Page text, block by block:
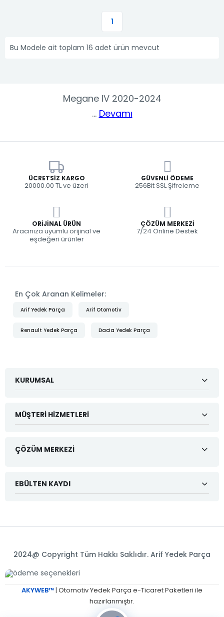
1
Bu Modele ait toplam 16 adet ürün mevcut
Megane IV 2020-2024
... Devamı
ÜCRETSIZ KARGO
20000.00 TL ve üzeri
GÜVENLI ÖDEME
256Bit SSL Şifreleme
ORIJINAL ÜRÜN
Aracınıza uyumlu orijinal ve
eşdeğeri ürünler
ÇÖZÜM MERKEZI
7/24 Online Destek
En Çok Aranan Kelimeler:
Arif Yedek Parça Arif Otomotiv
Renault Yedek Parça Dacia Yedek Parça
KURUMSAL
MÜŞTERI HIZMETLERI
ÇÖZÜM MERKEZI
EBÜLTEN KAYDI
2024@ Copyright Tüm Hakkı Saklıdır. Arif Yedek Parça
AKYWEB™| Otomotiv Yedek Parça e-Ticaret Paketleri ile
hazırlanmıştır.